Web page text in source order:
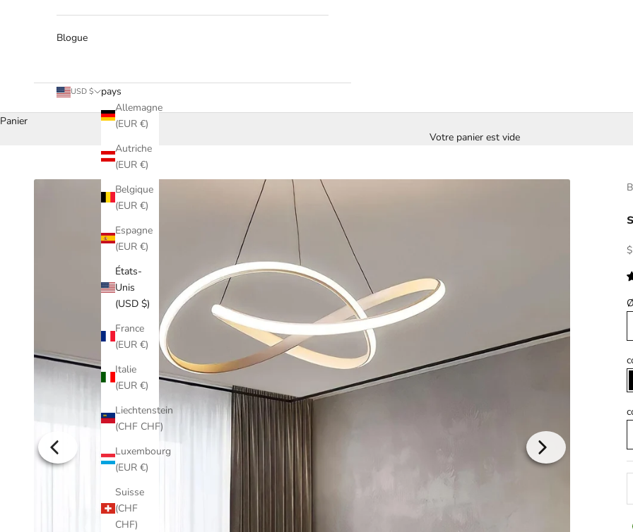
Blogue
USD $
pays
Allemagne
(EUR €)
Autriche
(EUR €)
Belgique
(EUR €)
Espagne
(EUR €)
États-
Unis
(USD $)
France
(EUR €)
Italie
(EUR €)
Liechtenstein
(CHF CHF)
Luxembourg
(EUR €)
Suisse
(CHF
CHF)
Panier
Votre panier est vide